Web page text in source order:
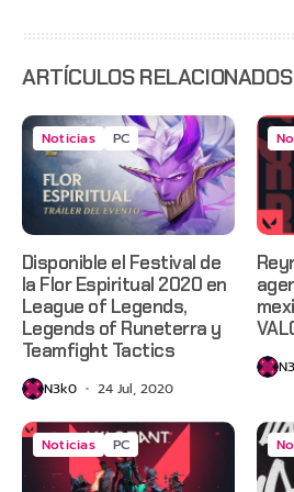
ARTÍCULOS RELACIONADOS
Noticias PC
Disponible el Festival de
la Flor Espiritual 2020 en
League of Legends,
Legends of Runeterra y
Teamfight Tactics
N3k0 24 Jul, 2020
Noticias PC